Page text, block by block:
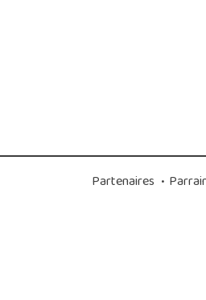
Partenaires •